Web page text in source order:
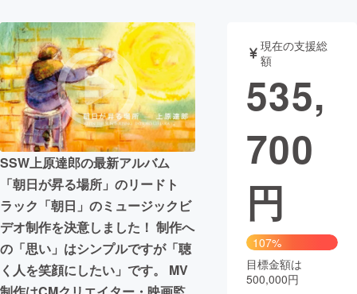
テクノロジー・ガジェット
映像・映画 書籍・雑誌
ビジネス・起業 チャレンジ
まちづくり・地域活性化
CAMPFIRE for Social Good
CAMPFIRE Creation
CAMPFIREふるさと納税
コミュニティ
SSW上原達郎の最新アルバム
「朝日が昇る場所」のリードト
ラック「朝日」のミュージックビ
デオ制作を決意しました！ 制作へ
の「思い」はシンプルですが「聴
く人を笑顔にしたい」です。 MV
現在の支援総
額
535,
700
円
107%
目標金額は
500,000円